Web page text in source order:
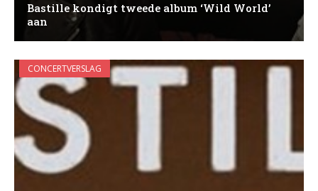
Bastille kondigt tweede album ‘Wild World’
aan
CONCERTVERSLAG